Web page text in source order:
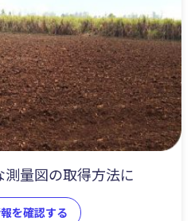
量図の取得方法に
を確認する